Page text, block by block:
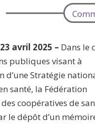
avril 2025 – Dans le
publiques visant à
d’une Stratégie
santé, la Fédération
coopératives de
le dépôt d’un